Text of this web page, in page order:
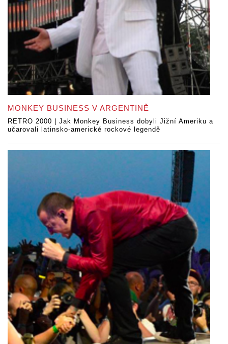
MONKEY BUSINESS V ARGENTINĚ
RETRO 2000 | Jak Monkey Business dobyli Jižní Ameriku a
učarovali latinsko-americké rockové legendě